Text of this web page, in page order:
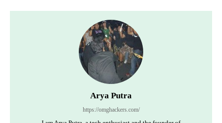
Arya Putra
https://omghackers.com/